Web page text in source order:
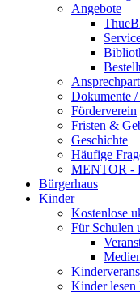
Angebote
Dokumente /
Förderverein
Fristen &
Geschichte
Häufige
MENTOR -
Bürgerhaus
Kinder
Kostenlose
Für Schulen
Kinder lesen